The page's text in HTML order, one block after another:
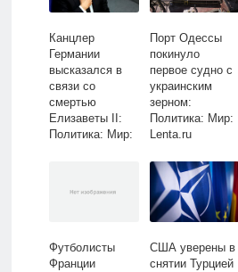
Канцлер
Германии
высказался в
связи со
смертью
Елизаветы II:
Политика: Мир:
Порт Одессы
покинуло
первое судно с
украинским
зерном:
Политика: Мир:
Lenta.ru
Футболисты
Франции
США уверены в
снятии Турцией